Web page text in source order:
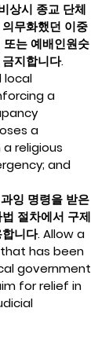
상시 종교 단체
무화했던 이중
는 예배인원숫
지합니다.
local
a
a
religious
and
잉 명령을 받은
절차에서 구제
니다. Allow a
has been
government
for relief in